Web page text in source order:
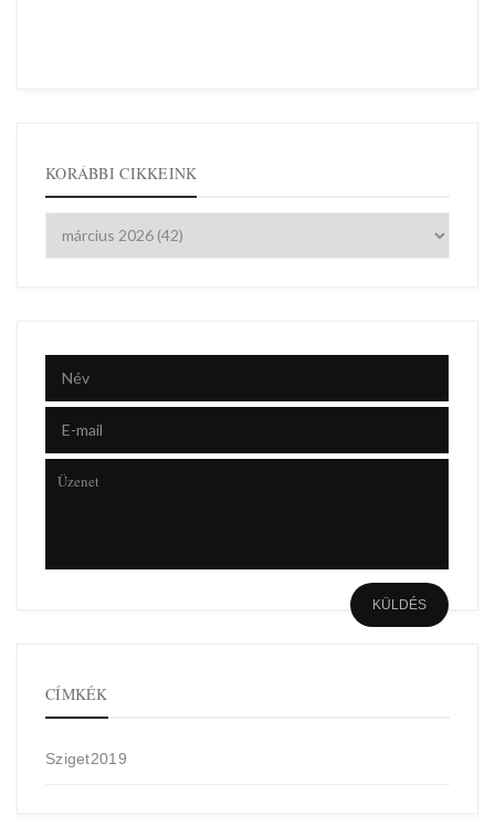
KORÁBBI CIKKEINK
CÍMKÉK
Sziget2019